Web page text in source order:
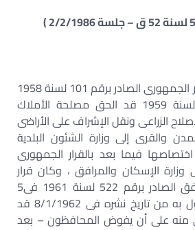
11 – انه لما كان القرار الجمهورى الصادر برقم 101 لسنة 1958
والمعدل بالقرار184 لسنة 1959 قد الحق مصلحة الأملاك
الزراعى ونقل الإشراف على الأراضى
والقرى إلى وزارة الشئون البلدية
فيما بعد بالقرار الجمهورى
لسنة 1961 إلى وزارة الإسكان والمرافق ، وكان قرار
وزارة الإسكان والمرافق الصادر برقم 522 لسنة 1961 فى5
2/12/1961 والمعمول به من تاريخ نشره فى 8/1/1962 قد
منه على أن يفوض المحافظون – بعد